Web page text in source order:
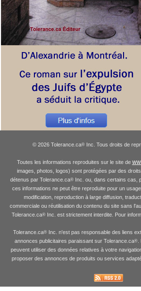
© 2026 Tolerance.ca®Inc. Tous droits de
Toutes les informations reproduites sur le site de
images, photos, logos) sont protégées par des
détenus par Tolerance.ca® Inc. ou, dans certains cas,
ces informations ne peut être reproduite pour un
modification, reproduction à large diffusion,
commerciale ou réutilisation du contenu du site sans
Tolerance.ca® Inc. est strictement interdite. Pour
Tolerance.ca® Inc. n'est pas responsable des liens
annonces publicitaires paraissant sur Tolerance.ca®.
peuvent utiliser des données relatives à votre
proposer des annonces de produits ou services